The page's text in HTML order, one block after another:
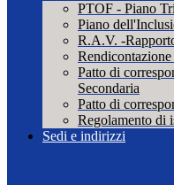
PTOF - Piano
Piano
R.A.V. -
Patto di
Secondaria
Patto di
Regolamento di
Sedi e indirizzi